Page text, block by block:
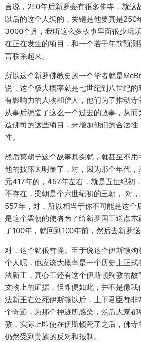
言说，250年后新罗会有很多佛寺，就这
以后的这个人编的，关键是他要真是250
3000个月，我听这么多故事里面很少玩
在正在发生的项目，和一个若干年前预测
言联系起来。
所以这个新罗佛教史的一个学者就是
说，这个极大概率就是七世纪到八世纪
有影响力的人物和僧人，他们为了推动
从事后编造了这么一个过去的故事，从
造佛司的这些项目，来增加他们的合法性
性。
然后莫胡子这个故事其实就，就甚至不
他的披露太明显了，对，因为那个年代，
元417年的，457年左右，就是五世纪初
不存在，梁朝是个六世纪初的王朝， 对
557年，对，所以相当于你不可能是这个
是这个梁朝的使者为了给新罗国王送点
了100年，就回到100年前，然后去新罗送
对，这个就很奇怪。至于说这个伊斯顿
个人呢，他应该大概率是一个历史上正式
法新王，真心王还有这个伊斯顿殉教的
文物上的证据，但即便如此，并不是像我
法新王在处死伊斯顿以后，上下君臣都非
个奇迹，为那个神迹所感染，然后大家
教，实际上即使在伊斯顿死了之后，佛
仍然受到贵族的反对和抵制。